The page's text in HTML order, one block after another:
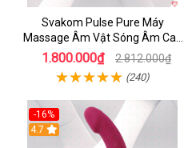
Svakom Pulse Pure Máy
Massage Âm Vật Sóng Âm Cao
Cấp Điều Khiển App Đỉnh
1.800.000₫ 2.812.000₫
(240)
-16%
4.7